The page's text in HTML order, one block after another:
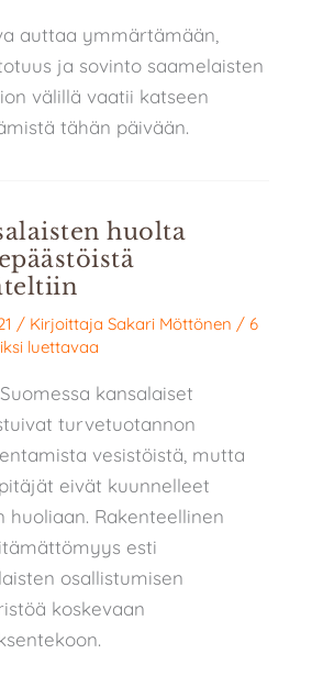
auttaa ymmärtämään,
ja sovinto saamelaisten
välillä vaatii katseen
tähän päivään.
huolta
/ Kirjoittaja Sakari Möttönen / 6
luettavaa
kansalaiset
turvetuotannon
vesistöistä, mutta
eivät kuunnelleet
huoliaan. Rakenteellinen
esti
osallistumisen
koskevaan